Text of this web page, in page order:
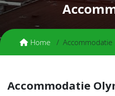
Home Accommodatie
Accommodatie